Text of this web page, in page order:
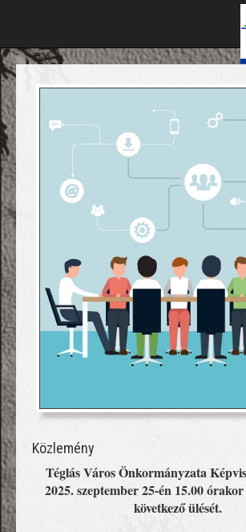
Közlemény
Téglás Város Önkormányzata
2025. szeptember 25-én 15.00
következő ülését.